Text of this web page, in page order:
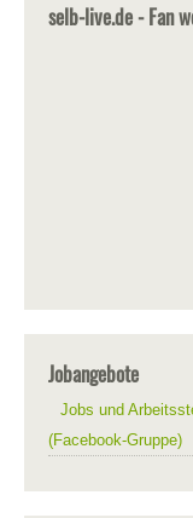
selb-live.de - Fan
Jobangebote
Jobs und
(Facebook-Gruppe)